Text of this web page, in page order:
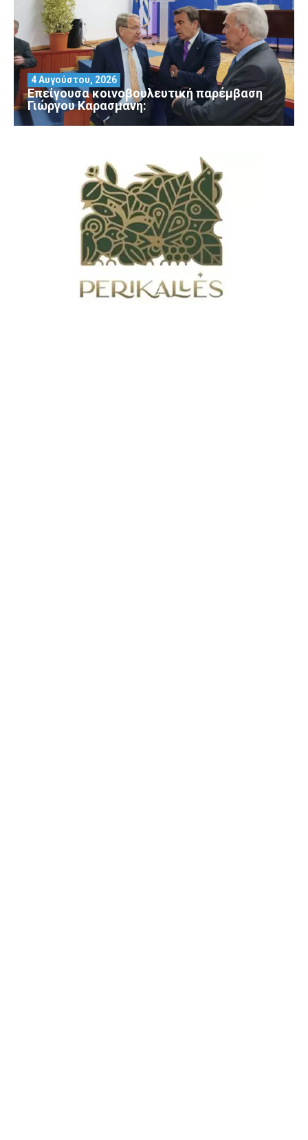
Επείγουσα κοινοβουλευτική παρέμβαση
Γιώργου Καρασμάνη:
4 Αυγούστου, 2026